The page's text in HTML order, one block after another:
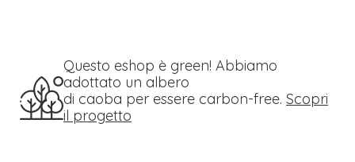
Questo eshop è green! Abbiamo
adottato un albero
di caoba per essere carbon-free. Scopri
il progetto